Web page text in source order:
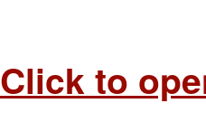
Click to